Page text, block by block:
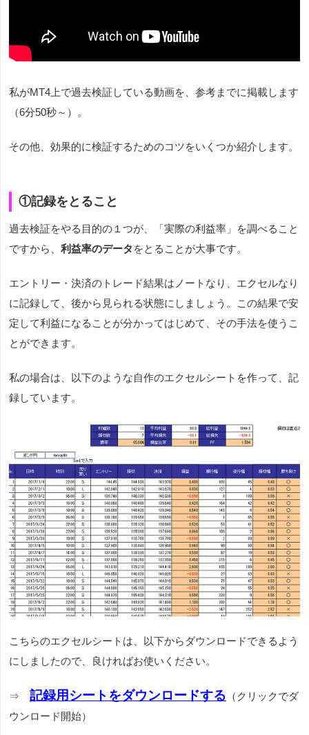
私がMT4上で過去検証している動画を、参考までに掲載します
（6分50秒～）。
その他、効果的に検証するためのコツをいくつか紹介します。
①記録をとること
過去検証をやる目的の１つが、「実際の利益率」を調べること
ですから、 利益率のデータ をとることが大事です。
エントリー・決済のトレード結果はノートなり、エクセルなり
に記録して、後から見られる状態にしましょう。この結果で安
定して利益になることが分かってはじめて、その手法を使うこ
とができます。
私の場合は、以下のような自作のエクセルシートを作って、記
録しています。
こちらのエクセルシートは、以下からダウンロードできるよう
にしましたので、良ければお使いください。
⇒ 記録用シートをダウンロードする （クリックでダ
ウンロード開始）